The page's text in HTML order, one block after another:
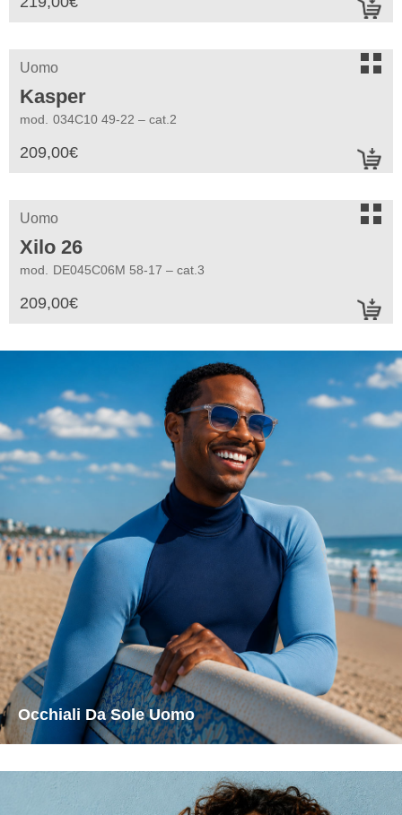
a
Uomo
Kasper
mod. 034C10 49-22 – cat.2
209,00€
s
a
Uomo
Xilo 26
mod. DE045C06M 58-17 – cat.3
209,00€
s
a
Occhiali Da Sole Uomo